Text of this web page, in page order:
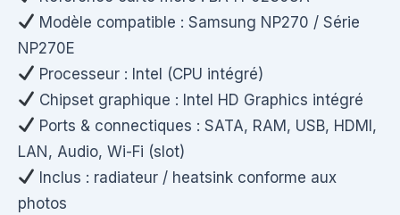
Modèle compatible : Samsung NP270 / Série
NP270E
Processeur : Intel (CPU intégré)
Chipset graphique : Intel HD Graphics intégré
Ports & connectiques : SATA, RAM, USB, HDMI,
LAN, Audio, Wi-Fi (slot)
Inclus : radiateur / heatsink conforme aux
photos